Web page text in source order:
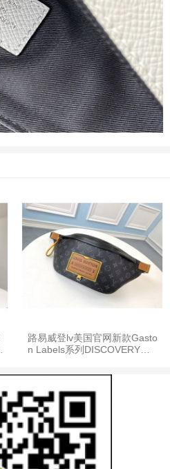
路易威登lv美国官网新款Gasto
n Labels系列DISCOVERY腰